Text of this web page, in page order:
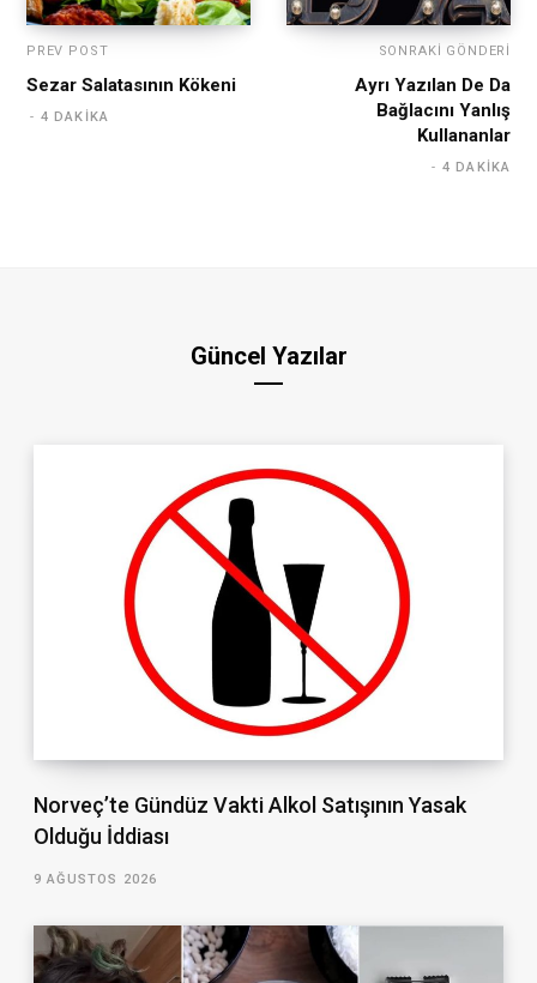
PREV POST
Sezar Salatasının Kökeni
4 DAKIKA
SONRAKI GÖNDERI
Ayrı Yazılan De Da
Bağlacını Yanlış
Kullananlar
4 DAKIKA
Güncel Yazılar
Norveç’te Gündüz Vakti Alkol Satışının Yasak
Olduğu İddiası
9 AĞUSTOS 2026